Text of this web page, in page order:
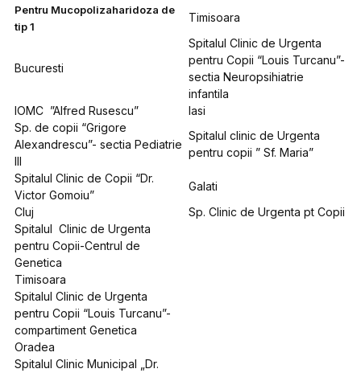
Pentru Mucopolizaharidoza de
tip 1
Timisoara
Bucuresti
Spitalul Clinic de Urgenta
pentru Copii “Louis Turcanu”-
sectia Neuropsihiatrie
infantila
IOMC ”Alfred Rusescu”
Iasi
Sp. de copii “Grigore
Alexandrescu”- sectia Pediatrie
III
Spitalul clinic de Urgenta
pentru copii ” Sf. Maria”
Spitalul Clinic de Copii “Dr.
Victor Gomoiu”
Galati
Cluj
Sp. Clinic de Urgenta pt Copii
Spitalul Clinic de Urgenta
pentru Copii-Centrul de
Genetica
Timisoara
Spitalul Clinic de Urgenta
pentru Copii “Louis Turcanu”-
compartiment Genetica
Oradea
Spitalul Clinic Municipal „Dr.